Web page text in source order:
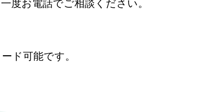
お電話でご相談ください。
ド可能です。